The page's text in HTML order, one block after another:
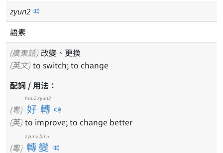
zyun2
語素
(廣東話) 改變、更換
(英文) to switch; to change
配詞 / 用法：
(粵) 好轉
hou2 zyun2
(英) to improve; to change better
(粵) 轉變
zyun2 bin3